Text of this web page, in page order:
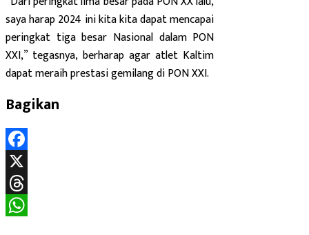
saya harap 2024 ini kita kita dapat mencapai
peringkat tiga besar Nasional dalam PON
XXI,” tegasnya, berharap agar atlet Kaltim
dapat meraih prestasi gemilang di PON XXI.
Bagikan
Facebook
X
Threads